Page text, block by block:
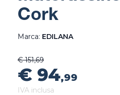
Cork
Marca: EDILANA
€ 151,69
€ 94,99
IVA inclusa